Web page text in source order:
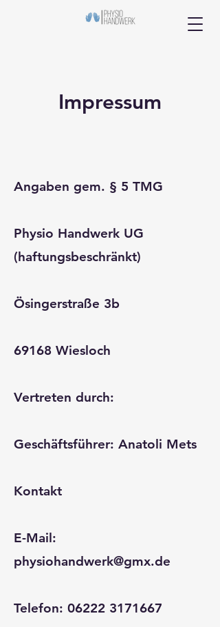
Impressum
Angaben gem. § 5 TMG
Physio Handwerk UG
(haftungsbeschränkt)
Ösingerstraße 3b
69168 Wiesloch
Vertreten durch:
Geschäftsführer: Anatoli Mets
Kontakt
E-Mail:
physiohandwerk@gmx.de
Telefon: 06222 3171667